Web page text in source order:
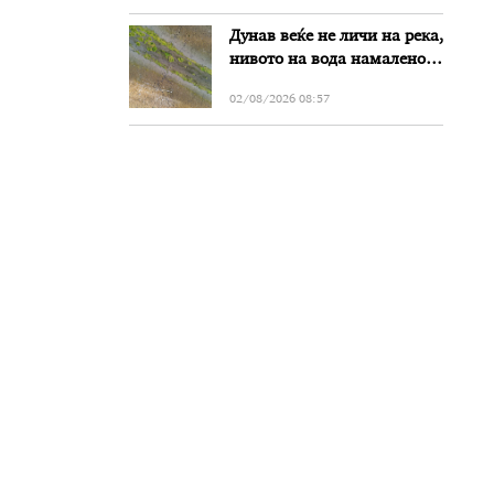
Дунав веќе не личи на река,
нивото на вода намалено
Бугарија
02/08/2026 08:57